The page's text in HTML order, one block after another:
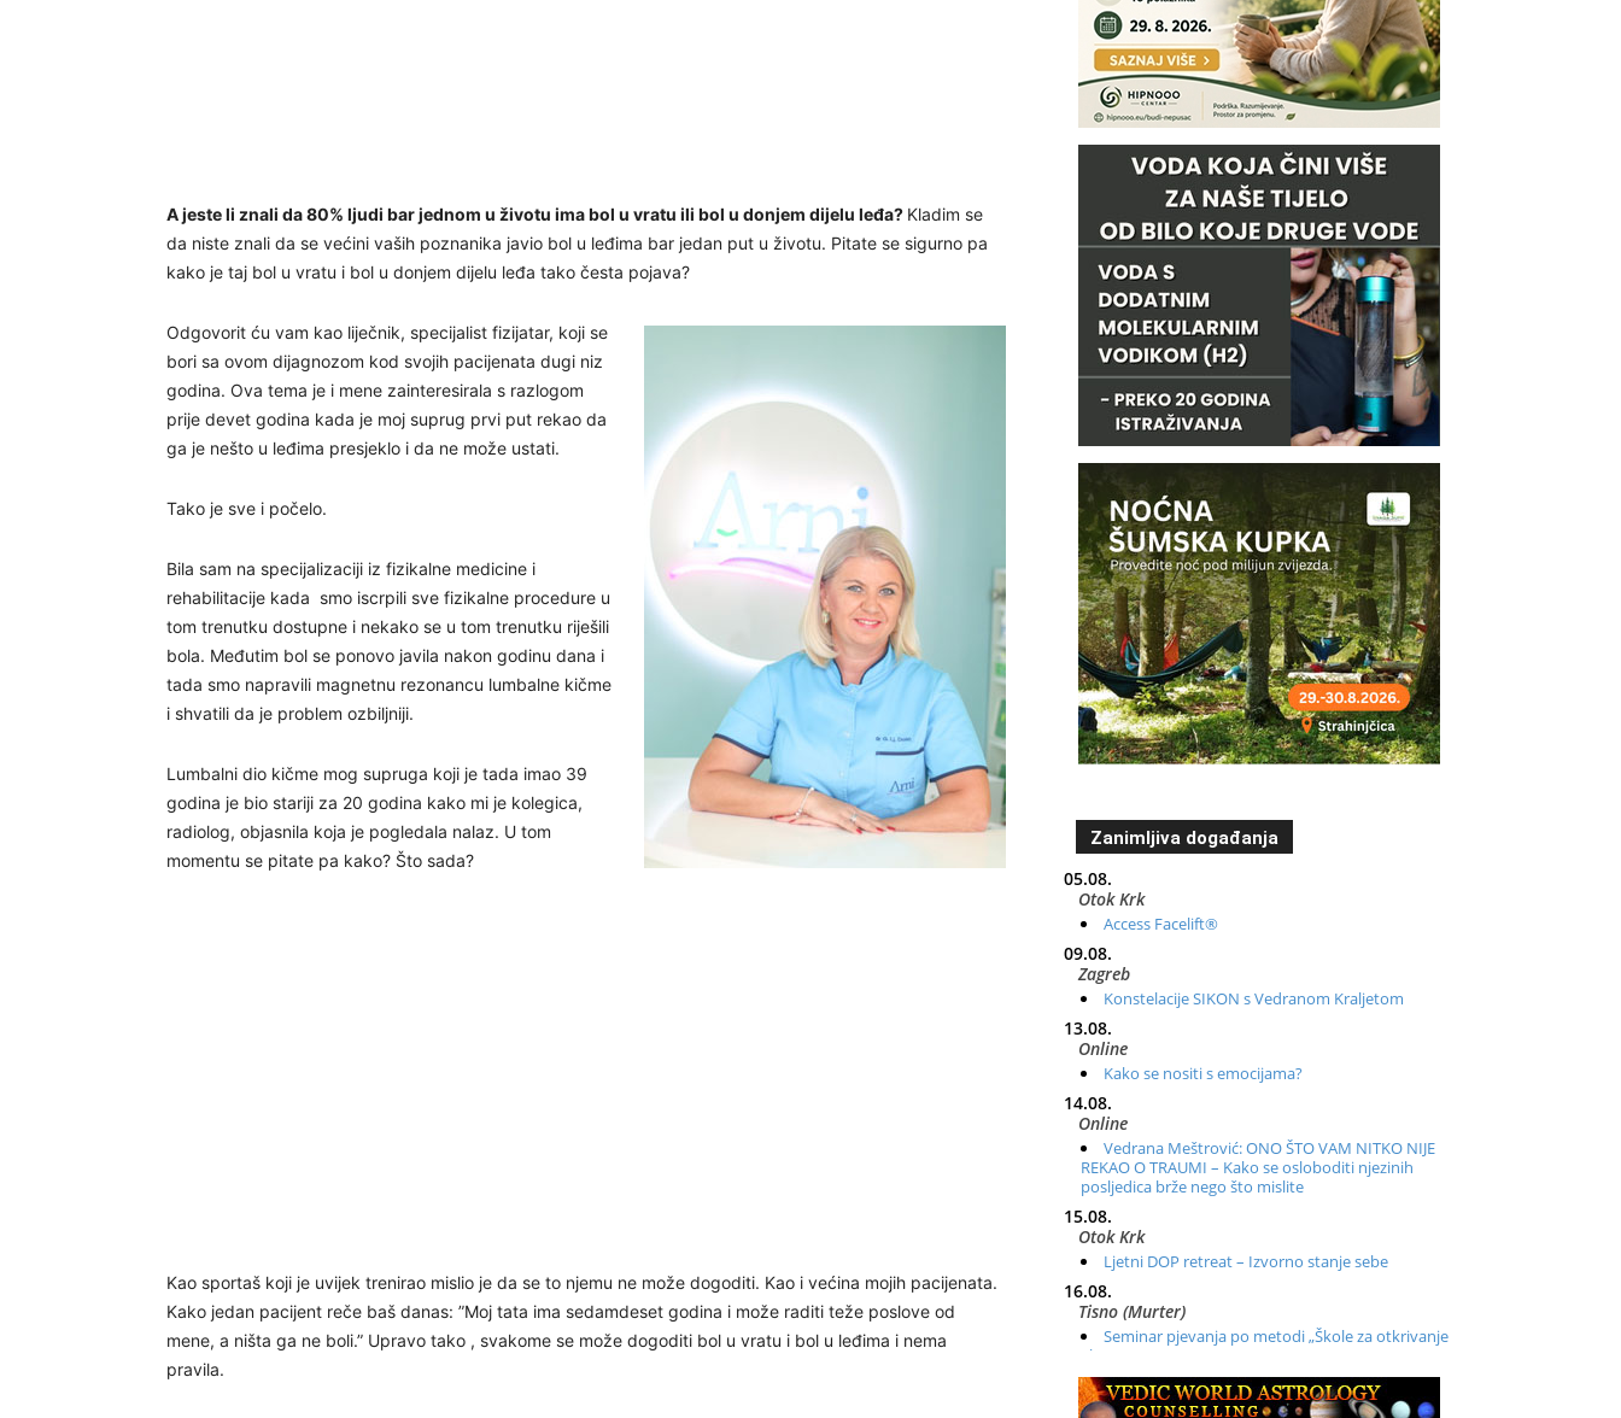
A jeste li znali da 80% ljudi bar jednom u životu ima bol u vratu ili bol u donjem dijelu leđa? Kladim se
da niste znali da se većini vaših poznanika javio bol u leđima bar jedan put u životu. Pitate se sigurno pa
kako je taj bol u vratu i bol u donjem dijelu leđa tako česta pojava?
Odgovorit ću vam kao liječnik, specijalist fizijatar, koji se
bori sa ovom dijagnozom kod svojih pacijenata dugi niz
godina. Ova tema je i mene zainteresirala s razlogom
prije devet godina kada je moj suprug prvi put rekao da
ga je nešto u leđima presjeklo i da ne može ustati.
Tako je sve i počelo.
Bila sam na specijalizaciji iz fizikalne medicine i
rehabilitacije kada smo iscrpili sve fizikalne procedure u
tom trenutku dostupne i nekako se u tom trenutku riješili
bola. Međutim bol se ponovo javila nakon godinu dana i
tada smo napravili magnetnu rezonancu lumbalne kičme
i shvatili da je problem ozbiljniji.
Lumbalni dio kičme mog supruga koji je tada imao 39
godina je bio stariji za 20 godina kako mi je kolegica,
radiolog, objasnila koja je pogledala nalaz. U tom
momentu se pitate pa kako? Što sada?
Kao sportaš koji je uvijek trenirao mislio je da se to njemu ne može dogoditi. Kao i većina mojih pacijenata.
Kako jedan pacijent reče baš danas: ”Moj tata ima sedamdeset godina i može raditi teže poslove od
mene, a ništa ga ne boli.” Upravo tako , svakome se može dogoditi bol u vratu i bol u leđima i nema
pravila.
Zanimljiva događanja
05.08.
Otok Krk
Access Facelift®
09.08.
Zagreb
Konstelacije SIKON s Vedranom Kraljetom
13.08.
Online
Kako se nositi s emocijama?
14.08.
Online
Vedrana Meštrović: ONO ŠTO VAM NITKO NIJE
REKAO O TRAUMI – Kako se osloboditi njezinih
posljedica brže nego što mislite
15.08.
Otok Krk
Ljetni DOP retreat – Izvorno stanje sebe
16.08.
Tisno (Murter)
Seminar pjevanja po metodi „Škole za otkrivanje
glasa“
20.08.
Online